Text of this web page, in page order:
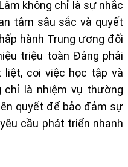
không chỉ là sự nhắc
tâm sâu sắc và quyết
hành Trung ương đối
triệu toàn Đảng phải
liệt, coi việc học tập và
chỉ là nhiệm vụ thường
quyết để bảo đảm sự
cầu phát triển nhanh